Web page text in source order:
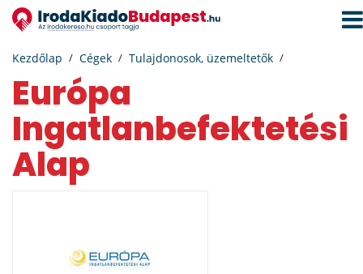
Kezdőlap Cégek Tulajdonosok, üzemeltetők
Európa
Ingatlanbefektetési
Alap